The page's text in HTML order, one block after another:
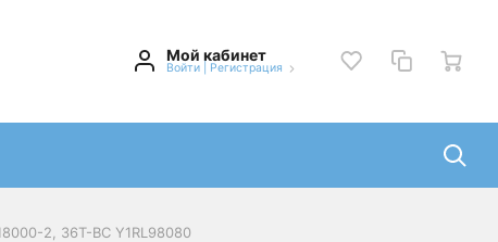
Мой кабинет
Войти Регистрация
2, 36T-BC Y1RL98080